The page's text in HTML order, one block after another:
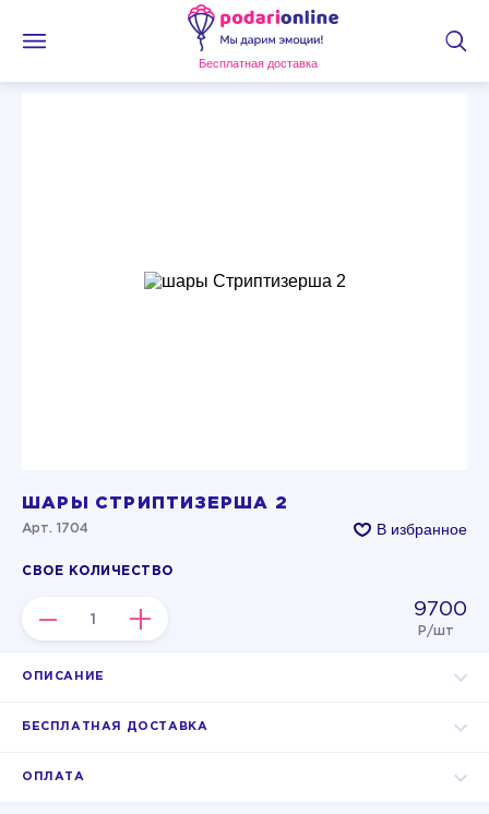
Бесплатная доставка
ШАРЫ СТРИПТИЗЕРША 2
Арт. 1704 В избранное
СВОЕ КОЛИЧЕСТВО
– + 9700
Р/шт
ОПИСАНИЕ
БЕСПЛАТНАЯ ДОСТАВКА
ОПЛАТА